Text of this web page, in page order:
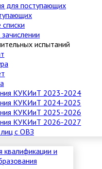
для поступающих
испытаний
КУКИиТ 2023-2024
КУКИиТ 2024-2025
КУКИиТ 2025-2026
КУКИиТ 2026-2027
с ОВЗ
и